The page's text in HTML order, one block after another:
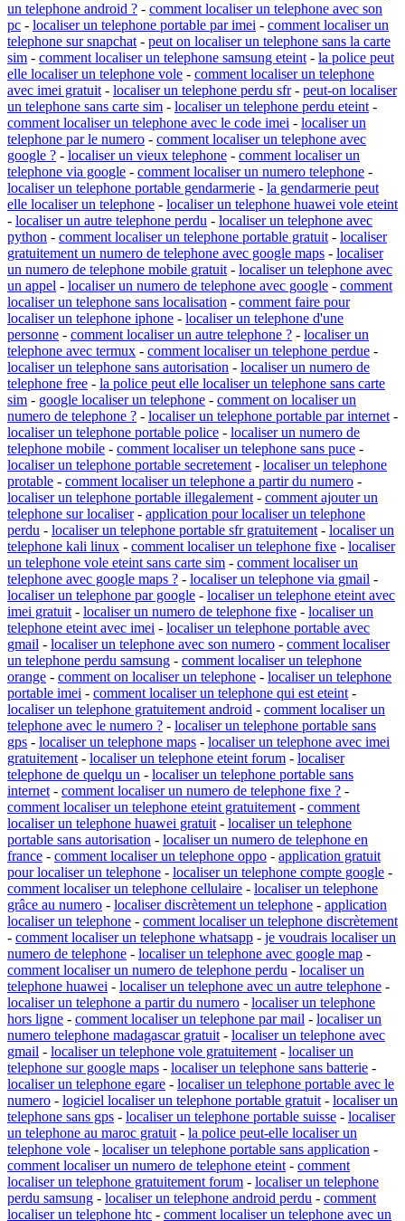
un telephone android ? - comment localiser un telephone avec son
pc - localiser un telephone portable par imei - comment localiser un
telephone sur snapchat - peut on localiser un telephone sans la carte
sim - comment localiser un telephone samsung eteint - la police peut
elle localiser un telephone vole - comment localiser un telephone
avec imei gratuit - localiser un telephone perdu sfr- peut-on localiser
un telephone sans carte sim - localiser un telephone perdu eteint -
comment localiser un telephone avec le code imei - localiser un
telephone par le numero - comment localiser un telephone avec
google ? - localiser un vieux telephone - comment localiser un
telephone via google - comment localiser un numero telephone -
localiser un telephone portable gendarmerie - la gendarmerie peut
elle localiser un telephone - localiser un telephone huawei vole eteint
- localiser un autre telephone perdu - localiser un telephone avec
python - comment localiser un telephone portable gratuit - localiser
gratuitement un numero de telephone avec google maps - localiser
un numero de telephone mobile gratuit - localiser un telephone avec
un appel - localiser un numero de telephone avec google - comment
localiser un telephone sans localisation - comment faire pour
localiser un telephone iphone - localiser un telephone d'une
personne - comment localiser un autre telephone ? - localiser un
telephone avec termux - comment localiser un telephone perdue -
localiser un telephone sans autorisation - localiser un numero de
telephone free - la police peut elle localiser un telephone sans carte
sim - google localiser un telephone - comment on localiser un
numero de telephone ? - localiser un telephone portable par internet -
localiser un telephone portable police - localiser un numero de
telephone mobile - comment localiser un telephone sans puce -
localiser un telephone portable secretement - localiser un telephone
protable - comment localiser un telephone a partir du numero -
localiser un telephone portable illegalement - comment ajouter un
telephone sur localiser- application pour localiser un telephone
perdu - localiser un telephone portable sfr gratuitement - localiser un
telephone kali linux - comment localiser un telephone fixe - localiser
un telephone vole eteint sans carte sim - comment localiser un
telephone avec google maps ? - localiser un telephone via gmail -
localiser un telephone par google - localiser un telephone eteint avec
imei gratuit - localiser un numero de telephone fixe - localiser un
telephone eteint avec imei - localiser un telephone portable avec
gmail - localiser un telephone avec son numero - comment localiser
un telephone perdu samsung - comment localiser un telephone
orange - comment on localiser un telephone - localiser un telephone
portable imei - comment localiser un telephone qui est eteint -
localiser un telephone gratuitement android - comment localiser un
telephone avec le numero ? - localiser un telephone portable sans
gps - localiser un telephone maps - localiser un telephone avec imei
gratuitement - localiser un telephone eteint forum - localiser
telephone de quelqu un - localiser un telephone portable sans
internet - comment localiser un numero de telephone fixe ? -
comment localiser un telephone eteint gratuitement - comment
localiser un telephone huawei gratuit - localiser un telephone
portable sans autorisation - localiser un numero de telephone en
france - comment localiser un telephone oppo - application gratuit
pour localiser un telephone - localiser un telephone compte google -
comment localiser un telephone cellulaire - localiser un telephone
grâce au numero - localiser discrètement un telephone - application
localiser un telephone - comment localiser un telephone discrètement
- comment localiser un telephone whatsapp - je voudrais localiser un
numero de telephone - localiser un telephone avec google map -
comment localiser un numero de telephone perdu - localiser un
telephone huawei - localiser un telephone avec un autre telephone -
localiser un telephone a partir du numero - localiser un telephone
hors ligne - comment localiser un telephone par mail - localiser un
numero telephone madagascar gratuit - localiser un telephone avec
gmail - localiser un telephone vole gratuitement - localiser un
telephone sur google maps - localiser un telephone sans batterie -
localiser un telephone egare - localiser un telephone portable avec le
numero - logiciel localiser un telephone portable gratuit - localiser un
telephone sans gps - localiser un telephone portable suisse - localiser
un telephone au maroc gratuit - la police peut-elle localiser un
telephone vole - localiser un telephone portable sans application -
comment localiser un numero de telephone eteint - comment
localiser un telephone gratuitement forum - localiser un telephone
perdu samsung - localiser un telephone android perdu - comment
localiser un telephone htc - comment localiser un telephone avec un